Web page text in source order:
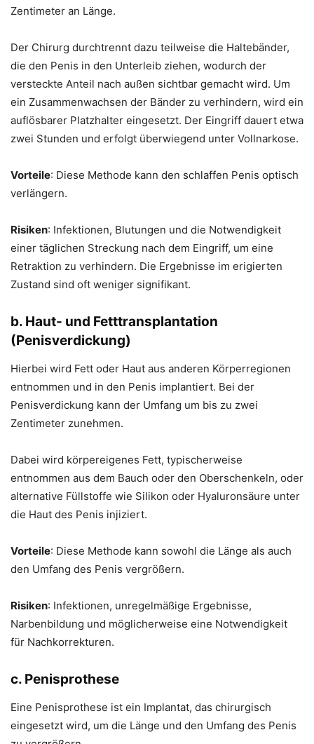
Zentimeter an Länge.
Der Chirurg durchtrennt dazu teilweise die Haltebänder,
die den Penis in den Unterleib ziehen, wodurch der
versteckte Anteil nach außen sichtbar gemacht wird. Um
ein Zusammenwachsen der Bänder zu verhindern, wird ein
auflösbarer Platzhalter eingesetzt. Der Eingriff dauert etwa
zwei Stunden und erfolgt überwiegend unter Vollnarkose.
Vorteile: Diese Methode kann den schlaffen Penis optisch
verlängern.
Risiken: Infektionen, Blutungen und die Notwendigkeit
einer täglichen Streckung nach dem Eingriff, um eine
Retraktion zu verhindern. Die Ergebnisse im erigierten
Zustand sind oft weniger signifikant.
b. Haut- und Fetttransplantation
(Penisverdickung)
Hierbei wird Fett oder Haut aus anderen Körperregionen
entnommen und in den Penis implantiert. Bei der
Penisverdickung kann der Umfang um bis zu zwei
Zentimeter zunehmen.
Dabei wird körpereigenes Fett, typischerweise
entnommen aus dem Bauch oder den Oberschenkeln, oder
alternative Füllstoffe wie Silikon oder Hyaluronsäure unter
die Haut des Penis injiziert.
Vorteile: Diese Methode kann sowohl die Länge als auch
den Umfang des Penis vergrößern.
Risiken: Infektionen, unregelmäßige Ergebnisse,
Narbenbildung und möglicherweise eine Notwendigkeit
für Nachkorrekturen.
c. Penisprothese
Eine Penisprothese ist ein Implantat, das chirurgisch
eingesetzt wird, um die Länge und den Umfang des Penis